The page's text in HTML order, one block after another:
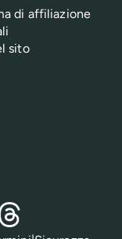
di affiliazione
sito